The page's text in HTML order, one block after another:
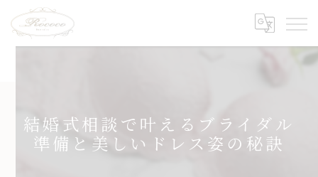
結婚式相談で叶えるブライダル
準備と美しいドレス姿の秘訣